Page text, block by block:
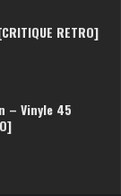
RETRO]
– Vinyle 45